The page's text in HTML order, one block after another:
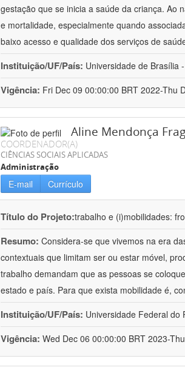
gestação que se inicia a saúde da criança. Ao
e mortalidade, especialmente quando
baixo acesso e qualidade dos serviços de
Instituição/UF/País: Universidade de Brasília
Vigência: Fri Dec 09 00:00:00 BRT 2022-Thu
Aline Mendonça
COORDENADOR(A)
CIÊNCIAS SOCIAIS APLICADAS
Administração
E-mail Currículo
Título do Projeto:trabalho e (i)mobilidades:
Resumo: Considera-se que vivemos na era
contextuais que limitam ser ou estar móvel,
trabalho demandam que as pessoas se
estado e país. Para que exista mobilidade é,
Instituição/UF/País: Universidade Federal do
Vigência: Wed Dec 06 00:00:00 BRT 2023-